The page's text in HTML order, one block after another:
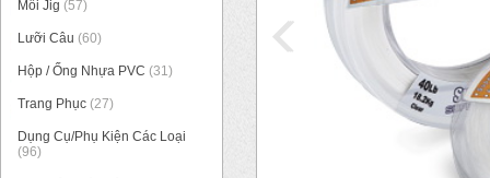
Mồi Jig (57)
Lưỡi Câu (60)
Hộp / Ống Nhựa PVC (31)
Trang Phục (27)
Dụng Cụ/Phụ Kiện Các Loại
(96)